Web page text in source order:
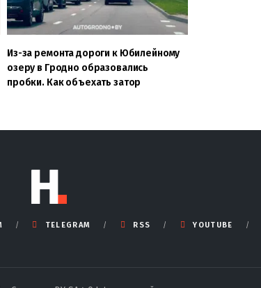
Из-за ремонта дороги к Юбилейному
озеру в Гродно образовались
пробки. Как объехать затор
TELEGRAM RSS YOUTUBE